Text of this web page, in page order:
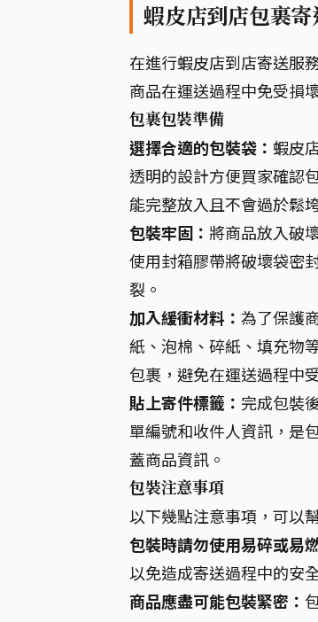
蝦皮店到店包裹
在進行蝦皮店到店寄送服
商品在運送過程中免受損
包裹包裝準備
選擇合適的包裝袋： 蝦皮
透明的設計方便買家確認
能完整放入且不會過於鬆
包裝牢固： 將商品放入破
使用封箱膠帶將破壞袋密
裂。
加入緩衝材料： 為了保護
紙、泡棉、碎紙、填充物
包裹，避免在運送過程中
貼上寄件標籤： 完成包裝
單編號和收件人資訊，是
蓋商品資訊。
包裝注意事項
以下幾點注意事項，可以
包裝時請勿使用易碎或易
以免造成寄送過程中的安
商品應盡可能包裝緊密：